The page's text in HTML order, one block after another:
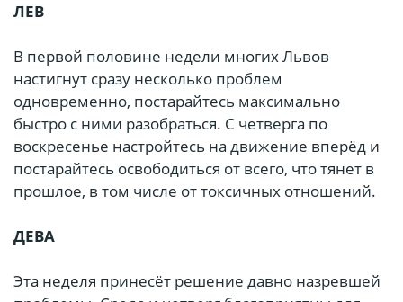
ЛЕВ
В первой половине недели многих Львов
настигнут сразу несколько проблем
одновременно, постарайтесь максимально
быстро с ними разобраться. С четверга по
воскресенье настройтесь на движение вперёд и
постарайтесь освободиться от всего, что тянет в
прошлое, в том числе от токсичных отношений.
ДЕВА
Эта неделя принесёт решение давно назревшей